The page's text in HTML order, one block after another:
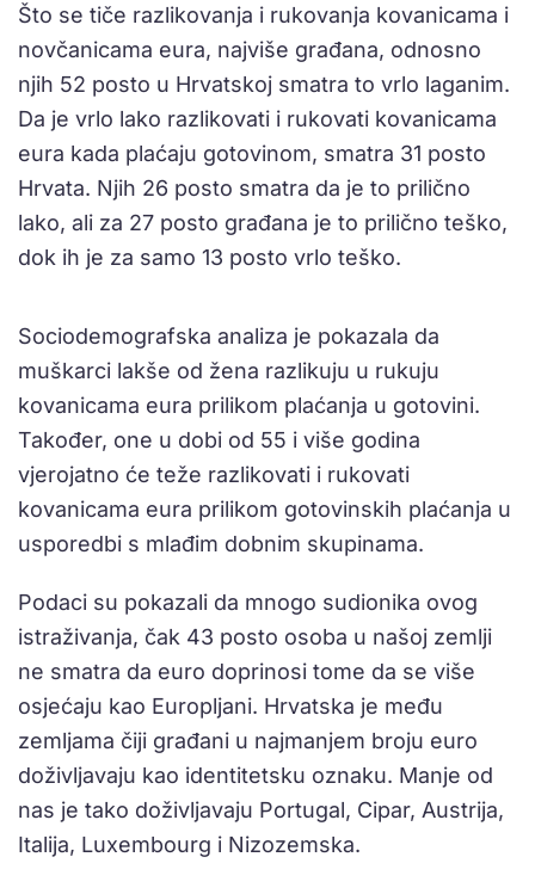
Što se tiče razlikovanja i rukovanja kovanicama i
novčanicama eura, najviše građana, odnosno
njih 52 posto u Hrvatskoj smatra to vrlo laganim.
Da je vrlo lako razlikovati i rukovati kovanicama
eura kada plaćaju gotovinom, smatra 31 posto
Hrvata. Njih 26 posto smatra da je to prilično
lako, ali za 27 posto građana je to prilično teško,
dok ih je za samo 13 posto vrlo teško.
Sociodemografska analiza je pokazala da
muškarci lakše od žena razlikuju u rukuju
kovanicama eura prilikom plaćanja u gotovini.
Također, one u dobi od 55 i više godina
vjerojatno će teže razlikovati i rukovati
kovanicama eura prilikom gotovinskih plaćanja u
usporedbi s mlađim dobnim skupinama.
Podaci su pokazali da mnogo sudionika ovog
istraživanja, čak 43 posto osoba u našoj zemlji
ne smatra da euro doprinosi tome da se više
osjećaju kao Europljani. Hrvatska je među
zemljama čiji građani u najmanjem broju euro
doživljavaju kao identitetsku oznaku. Manje od
nas je tako doživljavaju Portugal, Cipar, Austrija,
Italija, Luxembourg i Nizozemska.